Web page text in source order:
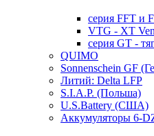
серия FFT и
VTG - XT
серия GT -
QUIMO
Sonnenschein GF
Литий: Delta LFP
S.I.A.P. (Польша)
U.S.Battery (США)
Аккумуляторы 6-